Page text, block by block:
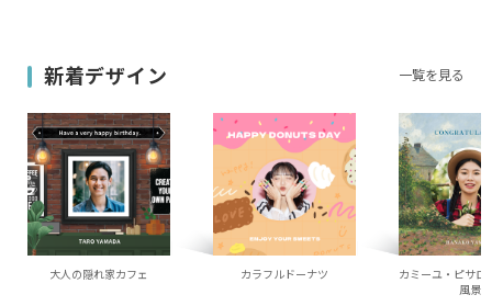
新着デザイン 一覧を見る
大人の隠れ家カフェ カラフルドーナツ
カミーユ・ピサロ
風景